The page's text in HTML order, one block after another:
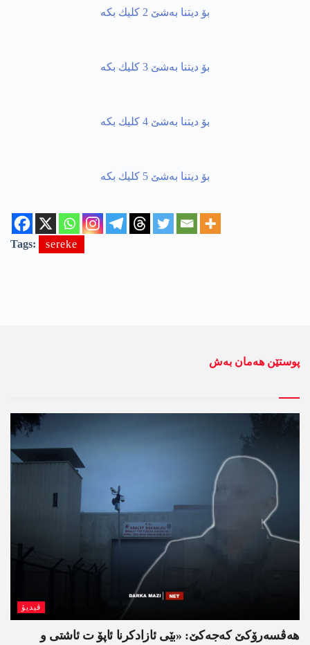
Tags: sereke
پوستێن ھەمان بەش
ڤیدیۆ
هه‌ڤسه‌رۆكێ كه‌جه‌كێ: «بێی ئازادكرنا ئاپۆ ت ئاشتی و